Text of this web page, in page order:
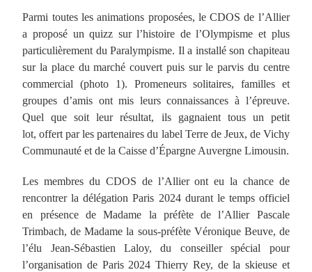
Parmi toutes les animations proposées, le CDOS de l’Allier
a proposé un quizz sur l’histoire de l’Olympisme et plus
particulièrement du Paralympisme. Il a installé son chapiteau
sur la place du marché couvert puis sur le parvis du centre
commercial (photo 1). Promeneurs solitaires, familles et
groupes d’amis ont mis leurs connaissances à l’épreuve.
Quel que soit leur résultat, ils gagnaient tous un petit
lot, offert par les partenaires du label Terre de Jeux, de Vichy
Communauté et de la Caisse d’Épargne Auvergne Limousin.
Les membres du CDOS de l’Allier ont eu la chance de
rencontrer la délégation Paris 2024 durant le temps officiel
en présence de Madame la préfète de l’Allier Pascale
Trimbach, de Madame la sous-préfète Véronique Beuve, de
l’élu Jean-Sébastien Laloy, du conseiller spécial pour
l’organisation de Paris 2024 Thierry Rey, de la skieuse et